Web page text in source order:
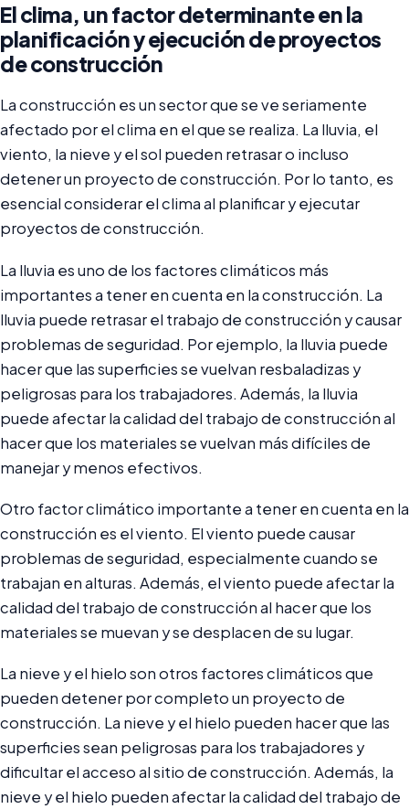
El clima, un factor determinante en la
planificación y ejecución de proyectos
de construcción
La construcción es un sector que se ve seriamente
afectado por el clima en el que se realiza. La lluvia, el
viento, la nieve y el sol pueden retrasar o incluso
detener un proyecto de construcción. Por lo tanto, es
esencial considerar el clima al planificar y ejecutar
proyectos de construcción.
La lluvia es uno de los factores climáticos más
importantes a tener en cuenta en la construcción. La
lluvia puede retrasar el trabajo de construcción y causar
problemas de seguridad. Por ejemplo, la lluvia puede
hacer que las superficies se vuelvan resbaladizas y
peligrosas para los trabajadores. Además, la lluvia
puede afectar la calidad del trabajo de construcción al
hacer que los materiales se vuelvan más difíciles de
manejar y menos efectivos.
Otro factor climático importante a tener en cuenta en la
construcción es el viento. El viento puede causar
problemas de seguridad, especialmente cuando se
trabajan en alturas. Además, el viento puede afectar la
calidad del trabajo de construcción al hacer que los
materiales se muevan y se desplacen de su lugar.
La nieve y el hielo son otros factores climáticos que
pueden detener por completo un proyecto de
construcción. La nieve y el hielo pueden hacer que las
superficies sean peligrosas para los trabajadores y
dificultar el acceso al sitio de construcción. Además, la
nieve y el hielo pueden afectar la calidad del trabajo de